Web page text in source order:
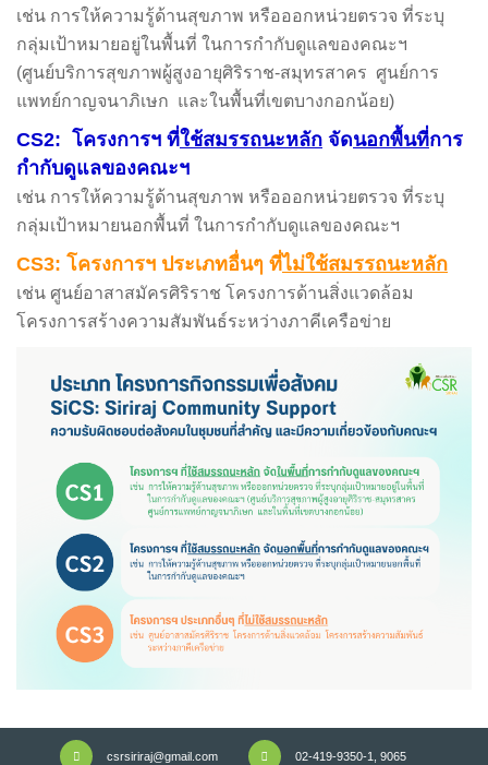
เช่น การให้ความรู้ด้านสุขภาพ หรือออกหน่วยตรวจ ที่ระบุ
กลุ่มเป้าหมายอยู่ในพื้นที่ ในการกำกับดูแลของคณะฯ
(ศูนย์บริการสุขภาพผู้สูงอายุศิริราช-สมุทรสาคร ศูนย์การ
แพทย์กาญจนาภิเษก และในพื้นที่เขตบางกอกน้อย)
CS2: โครงการฯ ที่ใช้สมรรถนะหลัก จัดนอกพื้นที่การ
กำกับดูแลของคณะฯ
เช่น การให้ความรู้ด้านสุขภาพ หรือออกหน่วยตรวจ ที่ระบุ
กลุ่มเป้าหมายนอกพื้นที่ ในการกำกับดูแลของคณะฯ
CS3: โครงการฯ ประเภทอื่นๆ ที่ไม่ใช้สมรรถนะหลัก
เช่น ศูนย์อาสาสมัครศิริราช โครงการด้านสิ่งแวดล้อม
โครงการสร้างความสัมพันธ์ระหว่างภาคีเครือข่าย
csrsiriraj@gmail.com 02-419-9350-1, 9065